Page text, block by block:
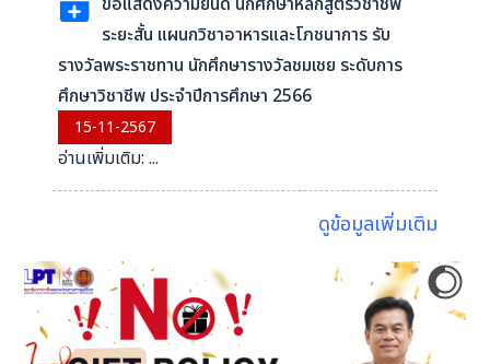
ระยะสั้น แผนกวิชาอาหารและโภชนาการ รับ
รางวัลพระราชทาน นักศึกษารางวัลชมเชย ระดับการ
ศึกษาวิชาชีพ ประจำปีการศึกษา 2566
15-11-2567
อ่านเพิ่มเติม: ...
ดูข้อมูลเพิ่มเติม